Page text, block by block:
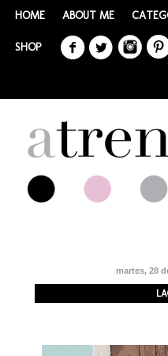
HOME ABOUT ME
SHOP
martes, 28